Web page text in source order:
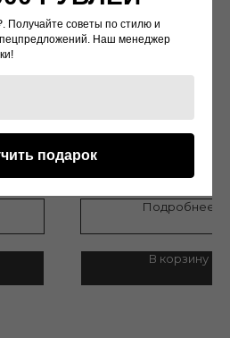
Дизайн:Zuhair Murad
Подробнее
В корзину
1/19
Получайте советы по стилю и
Наш менеджер
подарок